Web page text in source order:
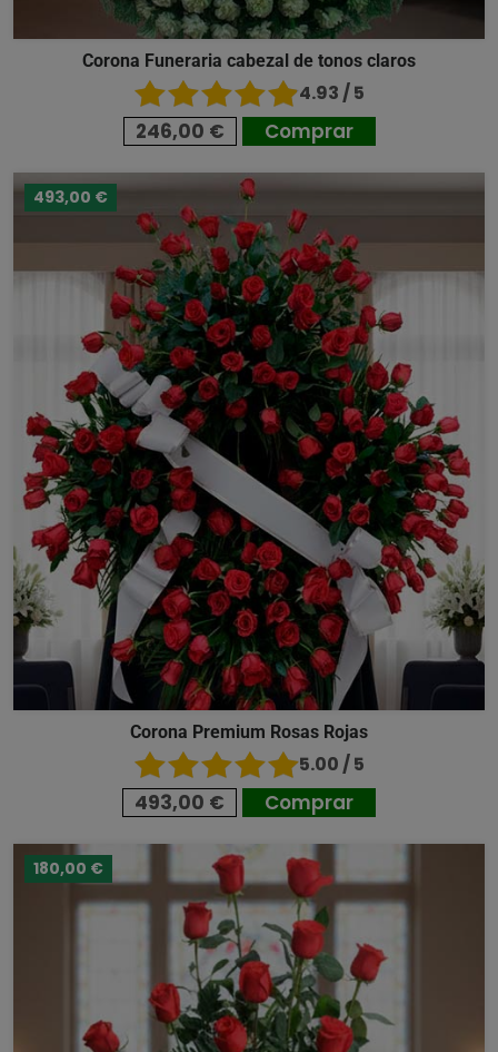
Corona Funeraria cabezal de tonos claros
4.93 / 5
246,00 € Comprar
493,00 €
Corona Premium Rosas Rojas
5.00 / 5
493,00 € Comprar
180,00 €